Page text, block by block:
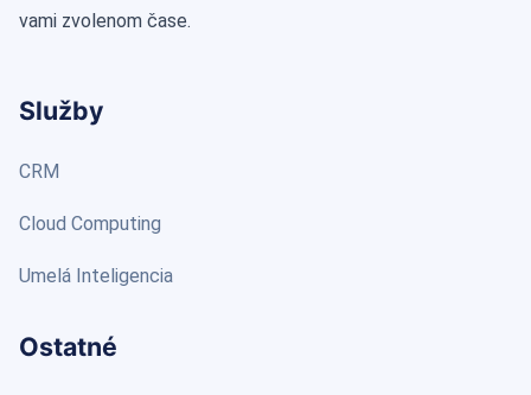
vami zvolenom čase.
Služby
CRM
Cloud Computing
Umelá Inteligencia
Ostatné